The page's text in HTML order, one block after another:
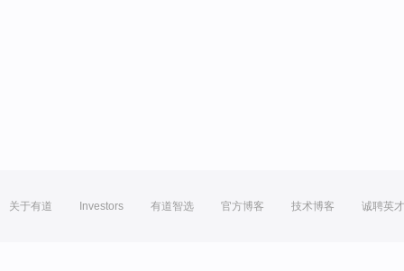
关于有道 Investors 有道智选 官方博客 技术博客 诚聘英才